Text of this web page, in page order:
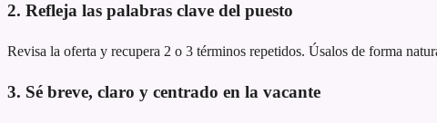
2. Refleja las palabras clave del puesto
Revisa la oferta y recupera 2 o 3 términos repetidos. Úsalos de forma
3. Sé breve, claro y centrado en la vacante